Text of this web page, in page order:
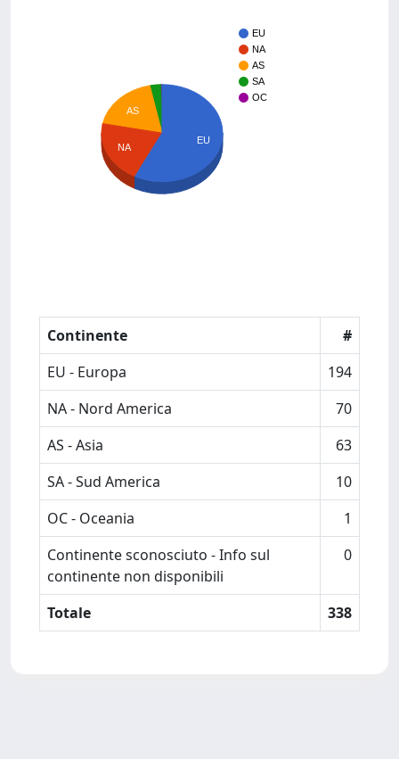
EU
NA
AS
SA
OC
AS
NA
EU
Continente
#
EU - Europa
194
NA - Nord America
70
AS - Asia
63
SA - Sud America
10
OC - Oceania
1
Continente sconosciuto - Info sul
continente non disponibili
0
Totale 338